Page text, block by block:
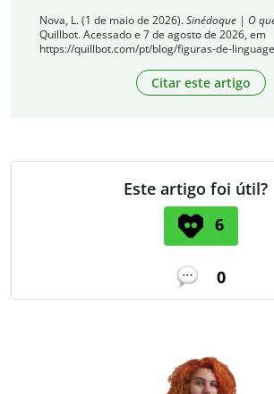
Nova, L. (1 de maio de 2026).Sinédoque | O
Quillbot. Acessado e 7 de agosto de 2026, em
https://quillbot.com/pt/blog/figuras-de-
Citar este artigo
Este artigo foi útil?
6
0